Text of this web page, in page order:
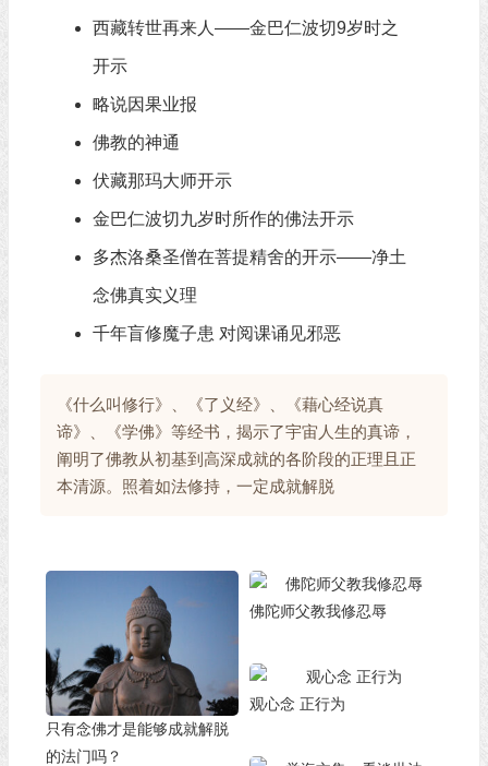
西藏转世再来人——金巴仁波切9岁时之
开示
略说因果业报
佛教的神通
伏藏那玛大师开示
金巴仁波切九岁时所作的佛法开示
多杰洛桑圣僧在菩提精舍的开示——净土
念佛真实义理
千年盲修魔子患 对阅课诵见邪恶
《什么叫修行》、《了义经》、《藉心经说真
谛》、《学佛》等经书，揭示了宇宙人生的真谛，
阐明了佛教从初基到高深成就的各阶段的正理且正
本清源。照着如法修持，一定成就解脱
只有念佛才是能够成就解脱
的法门吗？
佛陀师父教我修忍辱
观心念 正行为